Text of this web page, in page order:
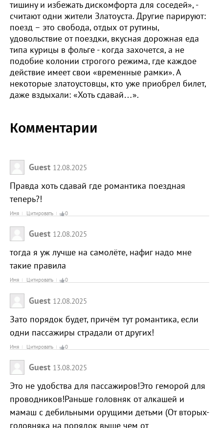
тишину и избежать дискомфорта для соседей», -
считают одни жители Златоуста. Другие парируют:
поезд – это свобода, отдых от рутины,
удовольствие от поездки, вкусная дорожная еда
типа курицы в фольге - когда захочется, а не
подобие колонии строгого режима, где каждое
действие имеет свои «временные рамки». А
некоторые златоустовцы, кто уже приобрел билет,
даже вздыхали: «Хоть сдавай…».
Комментарии
Guest 12.08.2025
Правда хоть сдавай где романтика поездная
теперь?!
Имя Цитировать 0
Guest 12.08.2025
тогда я уж лучше на самолёте, нафиг надо мне
такие правила
Имя Цитировать 0
Guest 12.08.2025
Зато порядок будет, причём тут романтика, если
одни пассажиры страдали от других!
Имя Цитировать 0
Guest 13.08.2025
Это не удобства для пассажиров!Это геморой для
проводников!Раньше головняк от алкашей и
мамаш с дебильными орущими детьми (От вторых-
головняка на порядок выше чем от